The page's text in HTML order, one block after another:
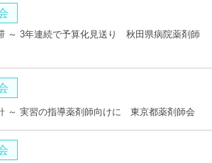
～ 3年連続で予算化見送り 秋田県病院薬剤師
～ 実習の指導薬剤師向けに 東京都薬剤師会